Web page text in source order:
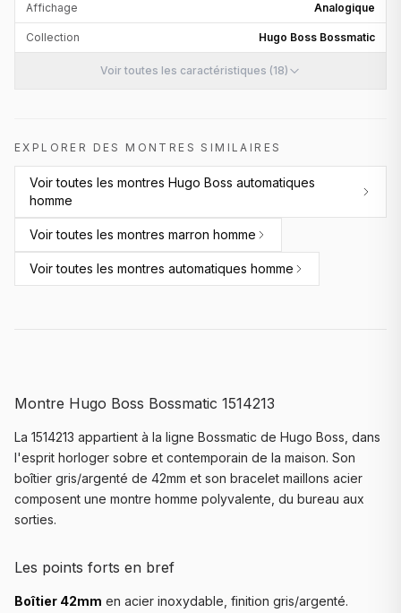
Affichage Analogique
Collection Hugo Boss Bossmatic
Voir toutes les caractéristiques (18)
EXPLORER DES MONTRES SIMILAIRES
Voir toutes les montres Hugo Boss automatiques
homme
Voir toutes les montres marron homme
Voir toutes les montres automatiques homme
Montre Hugo Boss Bossmatic 1514213
La 1514213 appartient à la ligne Bossmatic de Hugo Boss, dans
l'esprit horloger sobre et contemporain de la maison. Son
boîtier gris/argenté de 42mm et son bracelet maillons acier
composent une montre homme polyvalente, du bureau aux
sorties.
Les points forts en bref
Boîtier 42mm en acier inoxydable, finition gris/argenté.